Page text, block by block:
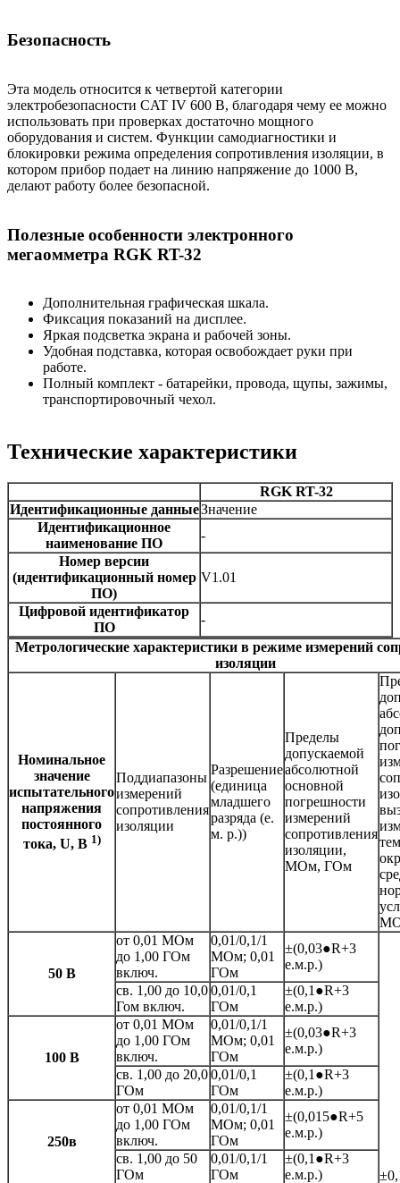
Безопасность
Эта модель относится к четвертой категории
электробезопасности CAT IV 600 В, благодаря чему ее можно
использовать при проверках достаточно мощного
оборудования и систем. Функции самодиагностики и
блокировки режима определения сопротивления изоляции, в
котором прибор подает на линию напряжение до 1000 В,
делают работу более безопасной.
Полезные особенности электронного
мегаомметра RGK RT-32
Дополнительная графическая шкала.
Фиксация показаний на дисплее.
Яркая подсветка экрана и рабочей зоны.
Удобная подставка, которая освобождает руки при
работе.
Полный комплект - батарейки, провода, щупы, зажимы,
транспортировочный чехол.
Технические характеристики
RGK RT-32
Идентификационные данныеЗначение
Идентификационное
наименование ПО
-
Номер версии
(идентификационный номер
ПО)
V1.01
Цифровой идентификатор
ПО
-
Метрологические характеристики в режиме измерений
изоляции
Номинальное
значение
испытательного
напряжения
постоянного
тока, U, В 1)
Поддиапазоны
измерений
сопротивления
изоляции
Разрешение
(единица
младшего
разряда (е.
м. р.))
Пределы
допускаемой
абсолютной
основной
погрешности
измерений
сопротивления
изоляции,
МОм, ГОм
50 В
от 0,01 МОм
до 1,00 ГОм
включ.
0,01/0,1/1
МОм; 0,01
ГОм
±(0,03●R+3
е.м.р.)
св. 1,00 до 10,0
Гом включ.
0,01/0,1
ГОм
±(0,1●R+3
е.м.р.)
100 В
от 0,01 МОм
до 1,00 ГОм
включ.
0,01/0,1/1
МОм; 0,01
ГОм
±(0,03●R+3
е.м.р.)
св. 1,00 до 20,0
ГОм
0,01/0,1
ГОм
±(0,1●R+3
е.м.р.)
250в
от 0,01 МОм
до 1,00 ГОм
включ.
0,01/0,1/1
МОм; 0,01
ГОм
±(0,015●R+5
е.м.р.)
св. 1,00 до 50
ГОм
0,01/0,1/1
ГОм
±(0,1●R+3
е.м.р.)